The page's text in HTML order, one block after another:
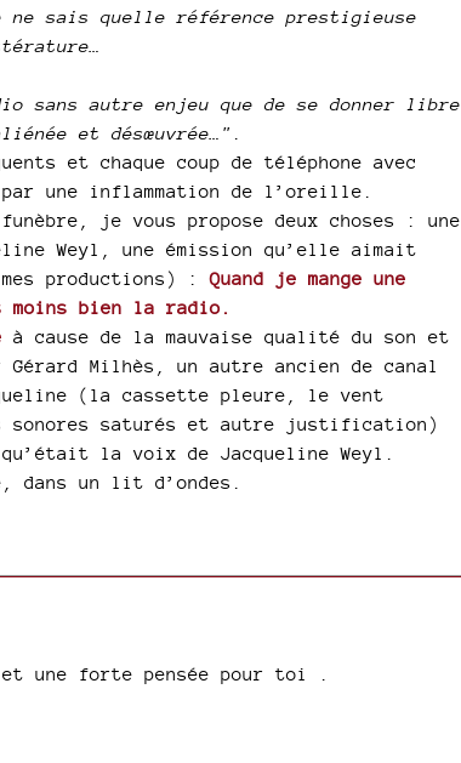
ne sais quelle référence prestigieuse
sans autre enjeu que de se donner libre
et désœuvrée…"
et chaque coup de téléphone avec
une inflammation de l’oreille.
je vous propose deux choses : une
Weyl, une émission qu’elle aimait
productions) :Quand je mange une
bien la radio.
à cause de la mauvaise qualité du son et
Milhès, un autre ancien de canal
(la cassette pleure, le vent
saturés et autre justification)
la voix de Jacqueline Weyl.
dans un lit d’ondes.
et une forte pensée pour toi .